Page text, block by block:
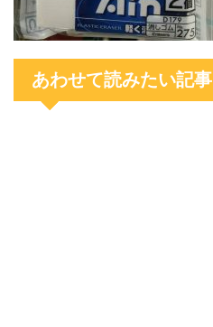
あわせて読みたい記事